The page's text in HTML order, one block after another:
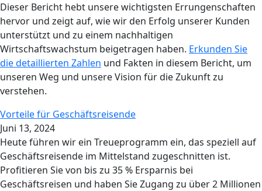
Dieser Bericht hebt unsere wichtigsten Errungenschaften
hervor und zeigt auf, wie wir den Erfolg unserer Kunden
unterstützt und zu einem nachhaltigen
Wirtschaftswachstum beigetragen haben. Erkunden Sie
die detaillierten Zahlen und Fakten in diesem Bericht, um
unseren Weg und unsere Vision für die Zukunft zu
verstehen.
Vorteile für Geschäftsreisende
Juni 13, 2024
Heute führen wir ein Treueprogramm ein, das speziell auf
Geschäftsreisende im Mittelstand zugeschnitten ist.
Profitieren Sie von bis zu 35 % Ersparnis bei
Geschäftsreisen und haben Sie Zugang zu über 2 Millionen